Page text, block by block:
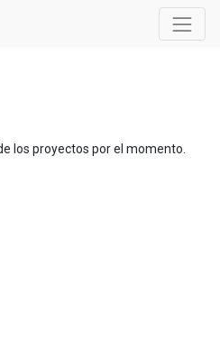
los proyectos por el momento.